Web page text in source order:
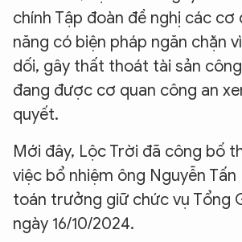
chính Tập đoàn đề nghị các cơ
năng có biện pháp ngăn chặn
dối, gây thất thoát tài sản
đang được cơ quan công an
quyết.
Mới đây, Lộc Trời đã công bố
việc bổ nhiệm ông Nguyễn Tấn
toán trưởng giữ chức vụ Tổng
ngày 16/10/2024.